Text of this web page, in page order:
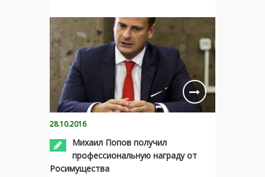
28.10.2016
Михаил Попов получил
профессиональную награду от
Росимущества